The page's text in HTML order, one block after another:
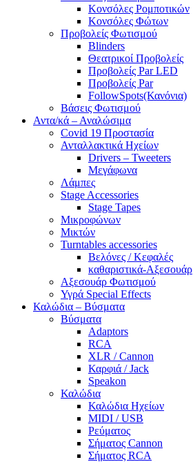
Κονσόλες Ρομποτικών
Κονσόλες Φώτων
Προβολείς Φωτισμού
Blinders
Θεατρικοί Προβολείς
Προβολείς Par LED
Προβολείς Par
FollowSpots(Κανόνια)
Βάσεις Φωτισμού
Αντα/κά – Αναλώσιμα
Covid 19 Προστασία
Ανταλλακτικά Ηχείων
Drivers – Tweeters
Μεγάφωνα
Λάμπες
Stage Accessories
Stage Tapes
Μικροφώνων
Μικτών
Turntables accessories
Βελόνες / Κεφαλές
καθαριστικά-Αξεσουάρ
Αξεσουάρ Φωτισμού
Υγρά Special Effects
Καλώδια – Βύσματα
Βύσματα
Adaptors
RCA
XLR / Cannon
Καρφιά / Jack
Speakon
Καλώδια
Καλώδια Ηχείων
MIDI / USB
Ρεύματος
Σήματος Cannon
Σήματος RCA